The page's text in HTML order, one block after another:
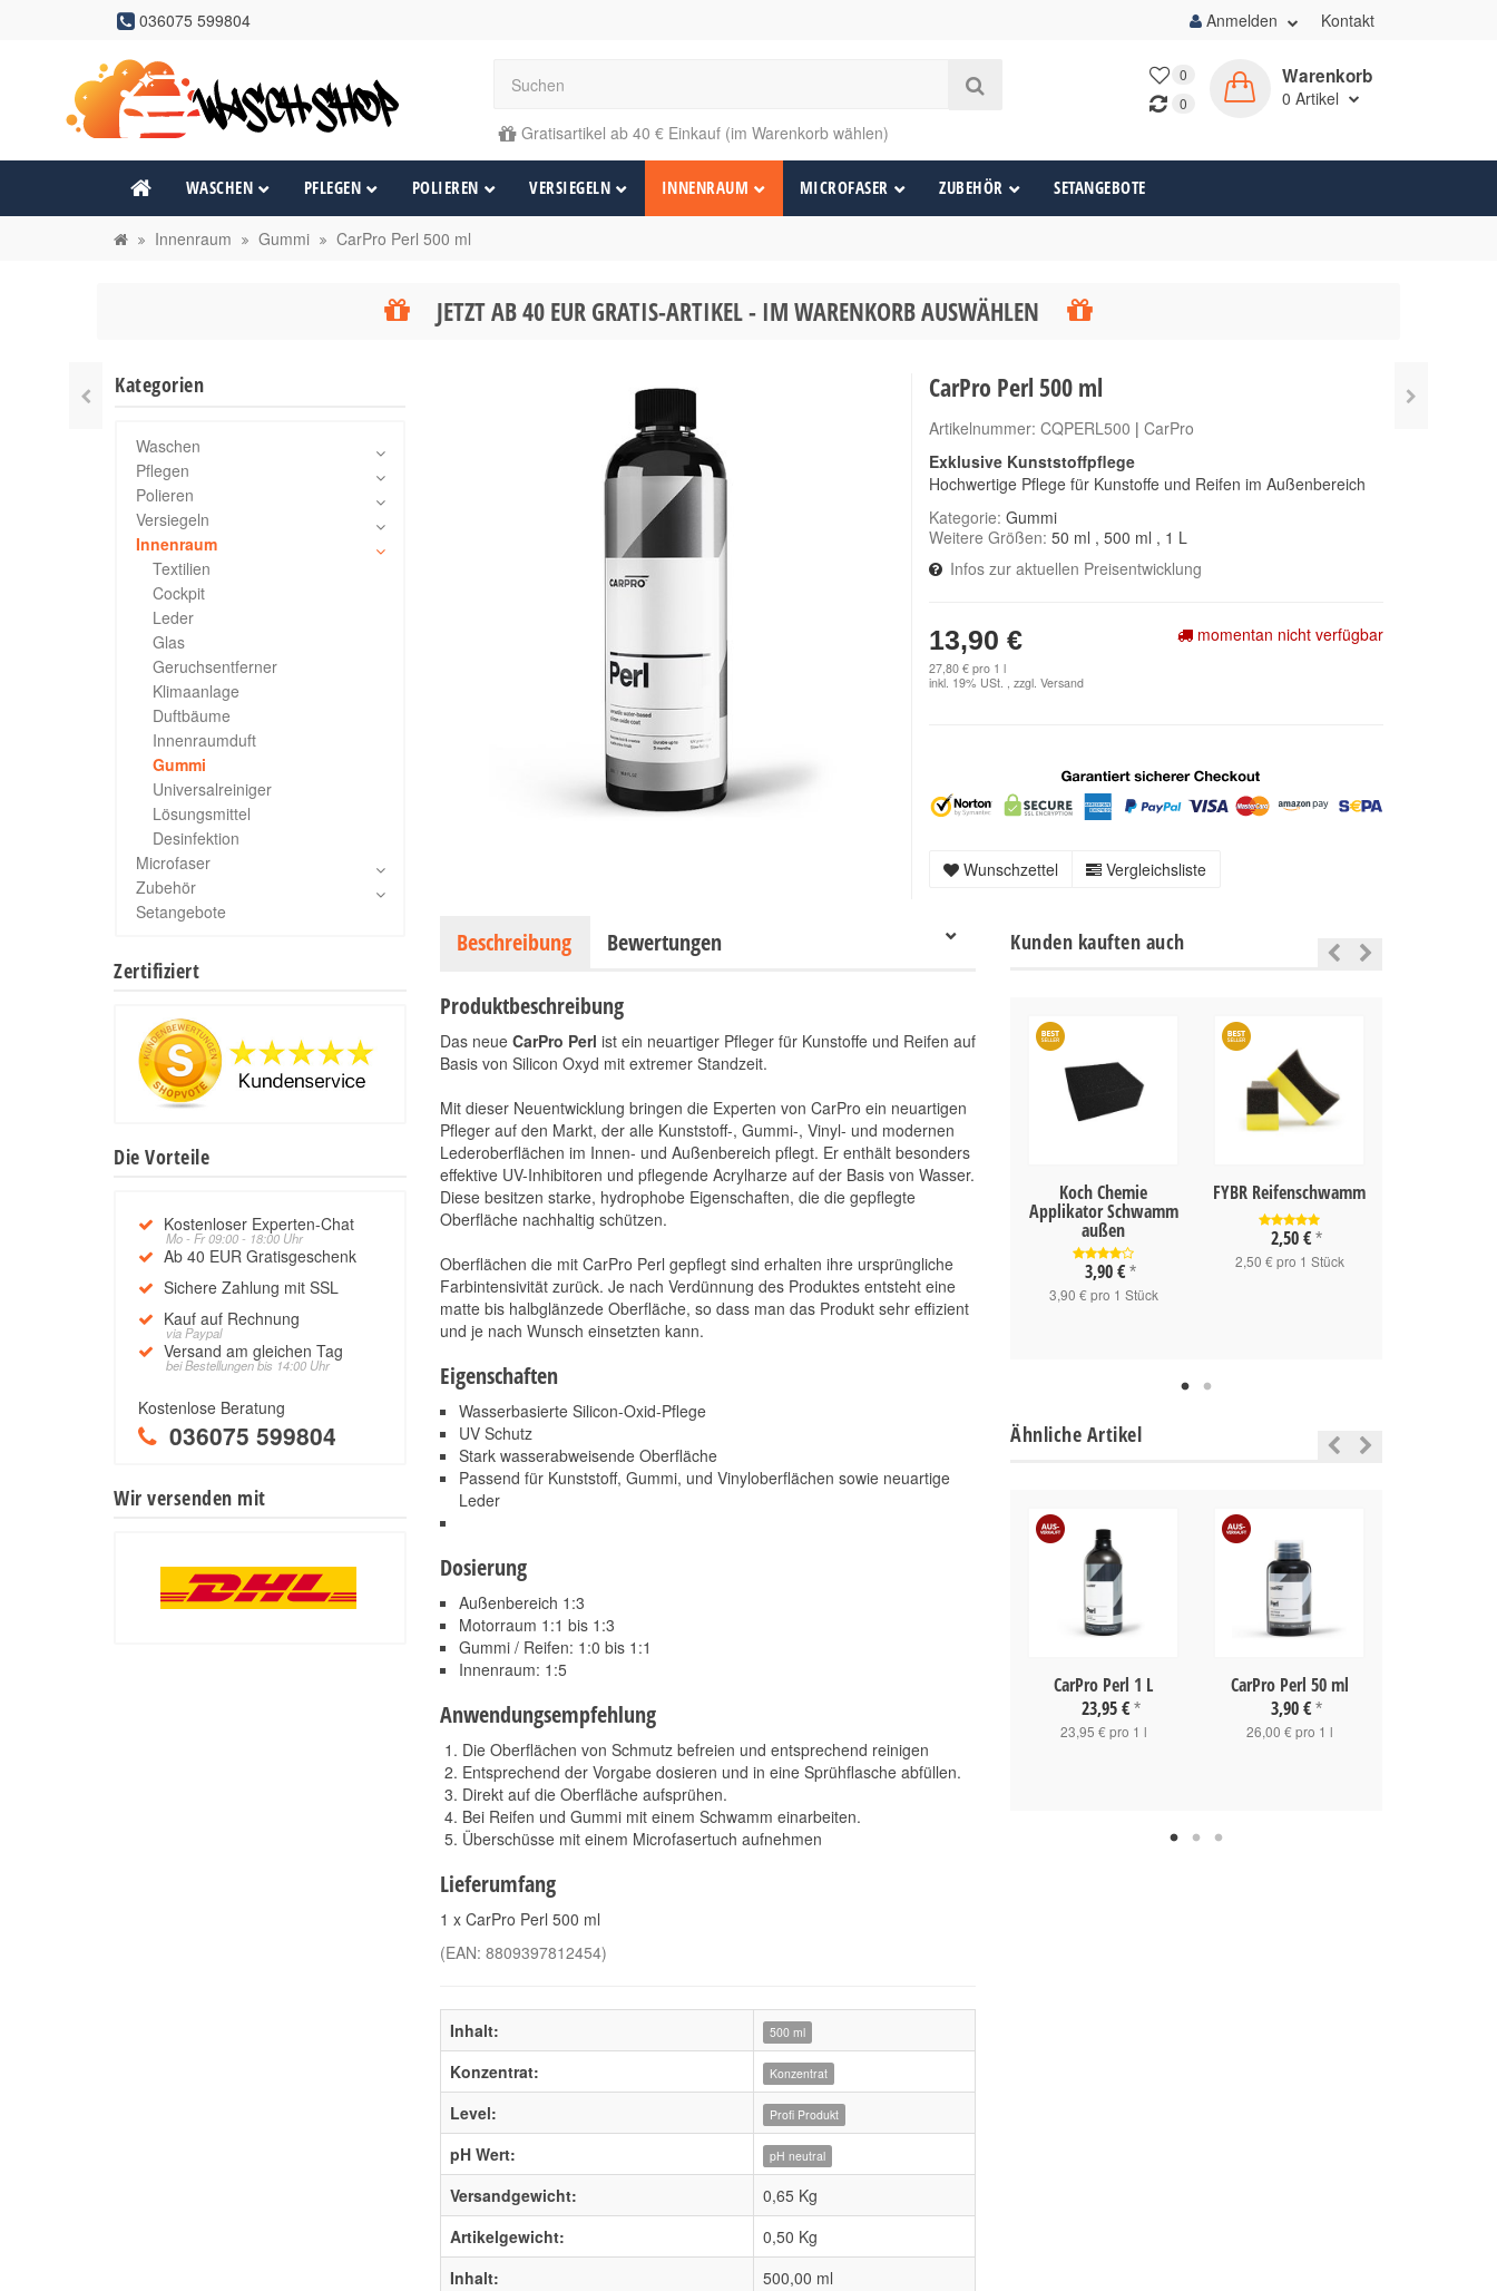
036075 599804 Anmelden Kontakt
Gratisartikel ab 40 € Einkauf (im Warenkorb wählen)
0
0
Warenkorb
0 Artikel
WASCHEN PFLEGEN POLIEREN VERSIEGELN INNENRAUM MICROFASER ZUBEHÖR SETANGEBOTE
Innenraum Gummi CarPro Perl 500 ml
JETZT AB 40 EUR GRATIS-ARTIKEL - IM WARENKORB AUSWÄHLEN
CarPro Perl 500 ml
Artikelnummer:CQPERL500 |CarPro
Exklusive Kunststoffpflege
Hochwertige Pflege für Kunstoffe und Reifen im Außenbereich
Kategorie:Gummi
Weitere Größen:50 ml , 500 ml , 1 L
Infos zur aktuellen Preisentwicklung
13,90 €
27,80 € pro 1 l
inkl. 19% USt. , zzgl.Versand
momentan nicht verfügbar
Wunschzettel Vergleichsliste
Beschreibung Bewertungen
Produktbeschreibung
Das neue CarPro Perl ist ein neuartiger Pfleger für Kunstoffe und Reifen auf
Basis von Silicon Oxyd mit extremer Standzeit.
Mit dieser Neuentwicklung bringen die Experten von CarPro ein neuartigen
Pfleger auf den Markt, der alle Kunststoff-, Gummi-, Vinyl- und modernen
Lederoberflächen im Innen- und Außenbereich pflegt. Er enthält besonders
effektive UV-Inhibitoren und pflegende Acrylharze auf der Basis von Wasser.
Diese besitzen starke, hydrophobe Eigenschaften, die die gepflegte
Oberfläche nachhaltig schützen.
Oberflächen die mit CarPro Perl gepflegt sind erhalten ihre ursprüngliche
Farbintensivität zurück. Je nach Verdünnung des Produktes entsteht eine
matte bis halbglänzede Oberfläche, so dass man das Produkt sehr effizient
und je nach Wunsch einsetzten kann.
Eigenschaften
Wasserbasierte Silicon-Oxid-Pflege
UV Schutz
Stark wasserabweisende Oberfläche
Passend für Kunststoff, Gummi, und Vinyloberflächen sowie neuartige
Leder
Dosierung
Außenbereich 1:3
Motorraum 1:1 bis 1:3
Gummi / Reifen: 1:0 bis 1:1
Innenraum: 1:5
Anwendungsempfehlung
Die Oberflächen von Schmutz befreien und entsprechend reinigen
Entsprechend der Vorgabe dosieren und in eine Sprühflasche abfüllen.
Direkt auf die Oberfläche aufsprühen.
Bei Reifen und Gummi mit einem Schwamm einarbeiten.
Überschüsse mit einem Microfasertuch aufnehmen
Lieferumfang
1 x CarPro Perl 500 ml
(EAN: 8809397812454)
Inhalt: 500 ml
Konzentrat: Konzentrat
Level: Profi Produkt
pH Wert: pH neutral
Versandgewicht:
0,65 Kg
Artikelgewicht:
0,50 Kg
Inhalt:
500,00 ml
Kunden kauften auch
Koch Chemie Felgen-
& Motorpinsel klein
8,90 € pro 1 Stück
Koch Chemie
Schmutzradierer
Koch Chemie
Applikator Schwamm
außen
3,90 € *
3,90 € pro 1 Stück
FYBR Reifenschwamm
2,50 € *
2,50 € pro 1 Stück
Ähnliche Artikel
31,30 € pro 1 l
11,20 € pro 1 l
CarPro Perl 1 L
23,95 € *
23,95 € pro 1 l
CarPro Perl 50 ml
3,90 € *
26,00 € pro 1 l
Kategorien
Waschen
Pflegen
Polieren
Versiegeln
Innenraum
Textilien
Cockpit
Leder
Glas
Geruchsentferner
Klimaanlage
Duftbäume
Innenraumduft
Gummi
Universalreiniger
Lösungsmittel
Desinfektion
Microfaser
Zubehör
Setangebote
Zertifiziert
Die Vorteile
Kostenloser Experten-Chat
Mo - Fr 09:00 - 18:00 Uhr
Ab 40 EUR Gratisgeschenk
Sichere Zahlung mit SSL
Kauf auf Rechnung
via Paypal
Versand am gleichen Tag
bei Bestellungen bis 14:00 Uhr
Kostenlose Beratung
036075 599804
Wir versenden mit